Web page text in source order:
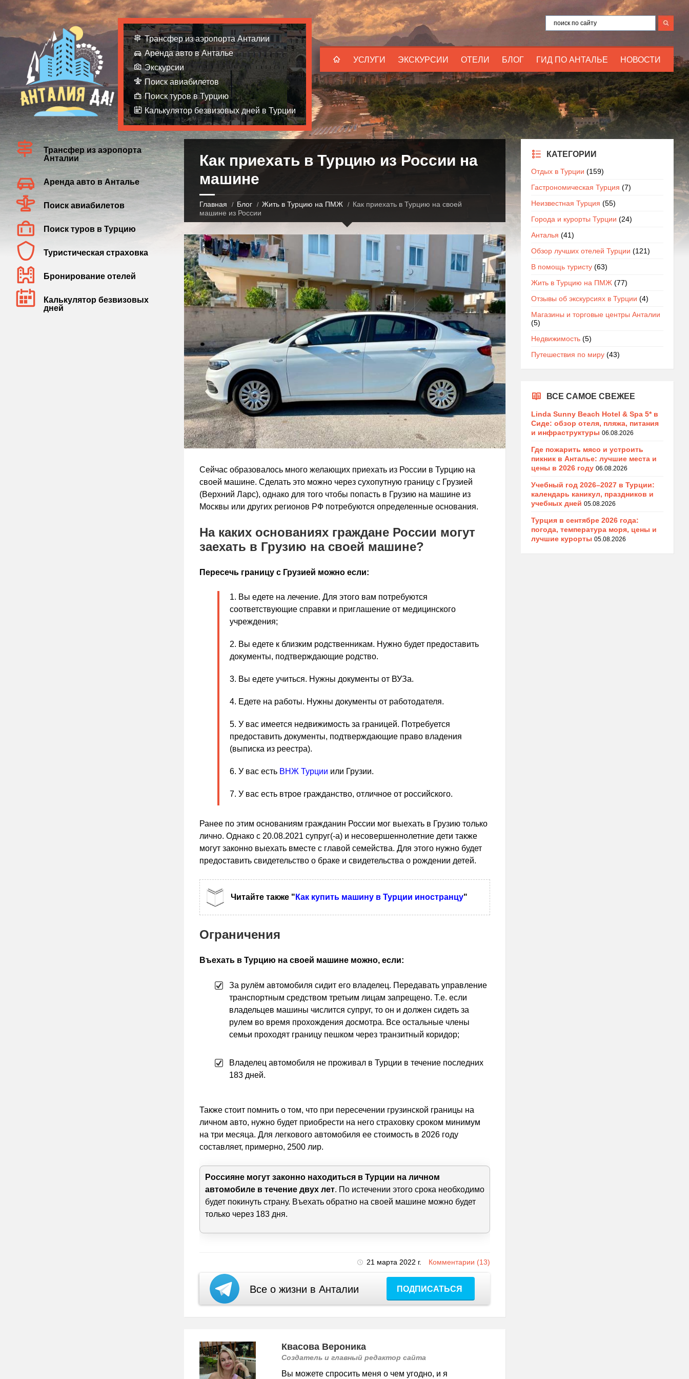
УСЛУГИ ЭКСКУРСИИ ОТЕЛИ БЛОГ ГИД ПО АНТАЛЬЕ НОВОСТИ
Трансфер из аэропорта Анталии
Аренда авто в Анталье
Экскурсии
Поиск авиабилетов
Поиск туров в Турцию
Калькулятор безвизовых дней в Турции
Как приехать в Турцию из России на
машине
Главная Блог Жить в Турцию на ПМЖ
Как приехать в Турцию на своей
машине из России
Сейчас образовалось много желающих приехать из России в Турцию на
своей машине. Сделать это можно через сухопутную границу с Грузией
(Верхний Ларс), однако для того чтобы попасть в Грузию на машине из
Москвы или других регионов РФ потребуются определенные основания.
На каких основаниях граждане России могут
заехать в Грузию на своей машине?
Пересечь границу с Грузией можно если:
Вы едете на лечение. Для этого вам потребуются
соответствующие справки и приглашение от медицинского
учреждения;
Вы едете к близким родственникам. Нужно будет предоставить
документы, подтверждающие родство.
Вы едете учиться. Нужны документы от ВУЗа.
Едете на работы. Нужны документы от работодателя.
У вас имеется недвижимость за границей. Потребуется
предоставить документы, подтверждающие право владения
(выписка из реестра).
У вас есть ВНЖ Турции или Грузии.
У вас есть втрое гражданство, отличное от российского.
Ранее по этим основаниям гражданин России мог выехать в Грузию только
лично. Однако с 20.08.2021 супруг(-а) и несовершеннолетние дети также
могут законно выехать вместе с главой семейства. Для этого нужно будет
предоставить свидетельство о браке и свидетельства о рождении детей.
Читайте также " Как купить машину в Турции иностранцу"
Ограничения
Въехать в Турцию на своей машине можно, если:
За рулём автомобиля сидит его владелец. Передавать управление
транспортным средством третьим лицам запрещено. Т.е. если
владельцев машины числится супруг, то он и должен сидеть за
рулем во время прохождения досмотра. Все остальные члены
семьи проходят границу пешком через транзитный коридор;
Владелец автомобиля не проживал в Турции в течение последних
183 дней.
Также стоит помнить о том, что при пересечении грузинской границы на
личном авто, нужно будет приобрести на него страховку сроком минимум
на три месяца. Для легкового автомобиля ее стоимость в 2026 году
составляет, примерно, 2500 лир.
Россияне могут законно находиться в Турции на личном
автомобиле в течение двух лет. По истечении этого срока необходимо
будет покинуть страну. Въехать обратно на своей машине можно будет
только через 183 дня.
21 марта 2022 г. Комментарии (13)
Все о жизни в Анталии ПОДПИСАТЬСЯ
Квасова Вероника
Создатель и главный редактор сайта
Вы можете спросить меня о чем угодно, и я
Трансфер из аэропорта
Анталии
Аренда авто в Анталье
Поиск авиабилетов
Поиск туров в Турцию
Туристическая страховка
Бронирование отелей
Калькулятор безвизовых
дней
КАТЕГОРИИ
Отдых в Турции (159)
Гастрономическая Турция (7)
Неизвестная Турция (55)
Города и курорты Турции (24)
Анталья (41)
Обзор лучших отелей Турции (121)
В помощь туристу(63)
Жить в Турцию на ПМЖ(77)
Отзывы об экскурсиях в Турции (4)
Магазины и торговые центры Анталии
(5)
Недвижимость(5)
Путешествия по миру(43)
ВСЕ САМОЕ СВЕЖЕЕ
Linda Sunny Beach Hotel & Spa 5* в
Сиде: обзор отеля, пляжа, питания
и инфраструктуры 06.08.2026
Где пожарить мясо и устроить
пикник в Анталье: лучшие места и
цены в 2026 году 06.08.2026
Учебный год 2026–2027 в Турции:
календарь каникул, праздников и
учебных дней 05.08.2026
Турция в сентябре 2026 года:
погода, температура моря, цены и
лучшие курорты 05.08.2026